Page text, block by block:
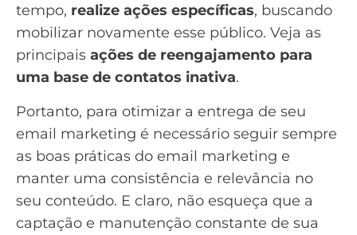
tempo, realize ações específicas, buscando
mobilizar novamente esse público. Veja as
principais ações de reengajamento para
uma base de contatos inativa.
Portanto, para otimizar a entrega de seu
email marketing é necessário seguir sempre
as boas práticas do email marketing e
manter uma consistência e relevância no
seu conteúdo. E claro, não esqueça que a
captação e manutenção constante de sua